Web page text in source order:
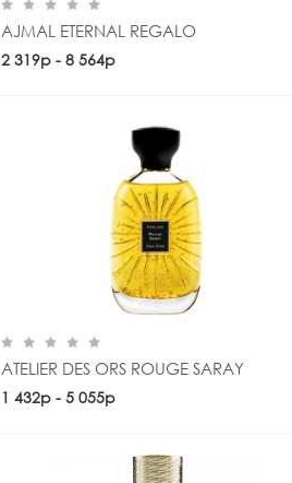
AJMAL ETERNAL REGALO
2 319р - 8 564р
ATELIER DES ORS ROUGE SARAY
1 432р - 5 055р